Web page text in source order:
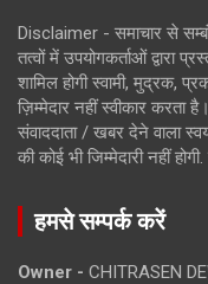
Disclaimer - समाचार से
तत्वों में उपयोगकर्ताओं द्वारा
शामिल होगी स्वामी, मुद्रक,
ज़िम्मेदार नहीं स्वीकार करता
संवाददाता / खबर देने वाला
की कोई भी जिम्मेदारी नहीं
हमसे सम्पर्क करें
Owner - CHITRASEN